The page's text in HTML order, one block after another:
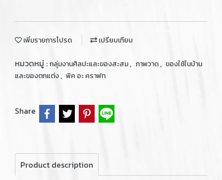
เพิ่มรายการโปรด เปรียบเทียบ
หมวดหมู่ :กลุ่มงานศิลปะและของสะสม, ภาพวาด, ของใช้ในบ้าน
และของตกแต่ง, พิค อะ คราฟท
Share
Product description